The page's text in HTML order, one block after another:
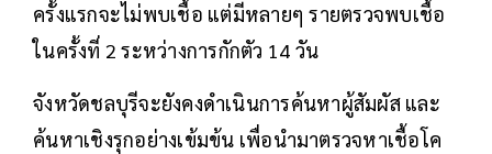
ครั้งแรกจะไม่พบเชื้อ แต่มีหลายๆ รายตรวจพบเชื้อ
ในครั้งที่ 2 ระหว่างการกักตัว 14 วัน
จังหวัดชลบุรีจะยังคงดำเนินการค้นหาผู้สัมผัส และ
ค้นหาเชิงรุกอย่างเข้มข้น เพื่อนำมาตรวจหาเชื้อโค